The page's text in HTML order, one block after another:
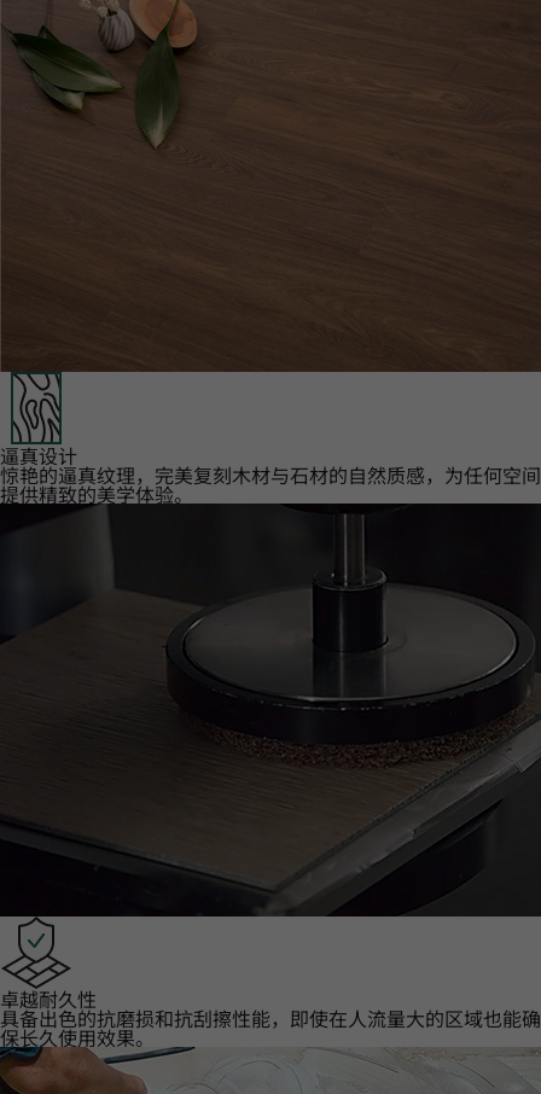
逼真设计‌
惊艳的逼真纹理，完美复刻木材与石材的自然质感，为任何空间
提供精致的美学体验。
卓越耐久性‌
具备出色的抗磨损和抗刮擦性能，即使在人流量大的区域也能确
保长久使用效果。